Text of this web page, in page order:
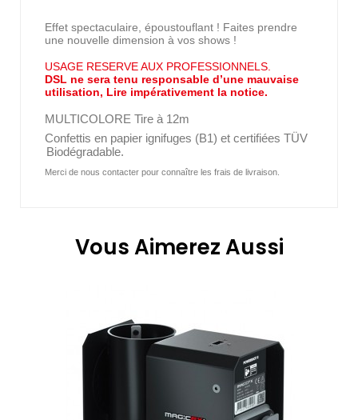
Effet spectaculaire, époustouflant ! Faites prendre
une nouvelle dimension à vos shows !
USAGE RESERVE AUX PROFESSIONNELS.
DSL ne sera tenu responsable d’une mauvaise
utilisation, Lire impérativement la notice.
MULTICOLORE Tire à 12m
Confettis en papier ignifuges (B1) et certifiées TÜV
Biodégradable.
Merci de nous contacter pour connaître les frais de livraison.
Vous Aimerez Aussi